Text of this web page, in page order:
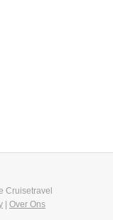
Cruisetravel
Over Ons